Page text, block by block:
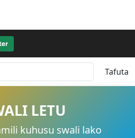
Tafuta
LETU
kuhusu swali lako